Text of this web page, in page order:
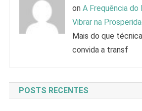
onA Frequência do
Vibrar na
Mais do que
convida a transf
POSTS RECENTES